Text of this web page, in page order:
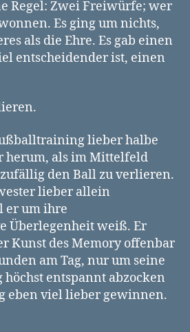
Regel: Zwei Freiwürfe; wer
Es ging um nichts,
als die Ehre. Es gab einen
entscheidender ist, einen
lieber halbe
herum, als im Mittelfeld
den Ball zu verlieren.
lieber allein
er um ihre
Überlegenheit weiß. Er
Kunst des Memory offenbar
am Tag, nur um seine
entspannt abzocken
eben viel lieber gewinnen.